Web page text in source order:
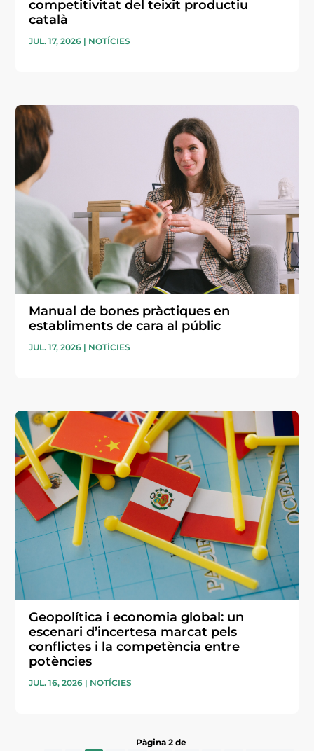
competitivitat del teixit productiu
català
JUL. 17, 2026 | NOTÍCIES
Manual de bones pràctiques en
establiments de cara al públic
JUL. 17, 2026 | NOTÍCIES
Geopolítica i economia global: un
escenari d’incertesa marcat pels
conflictes i la competència entre
potències
JUL. 16, 2026 | NOTÍCIES
Pàgina 2 de